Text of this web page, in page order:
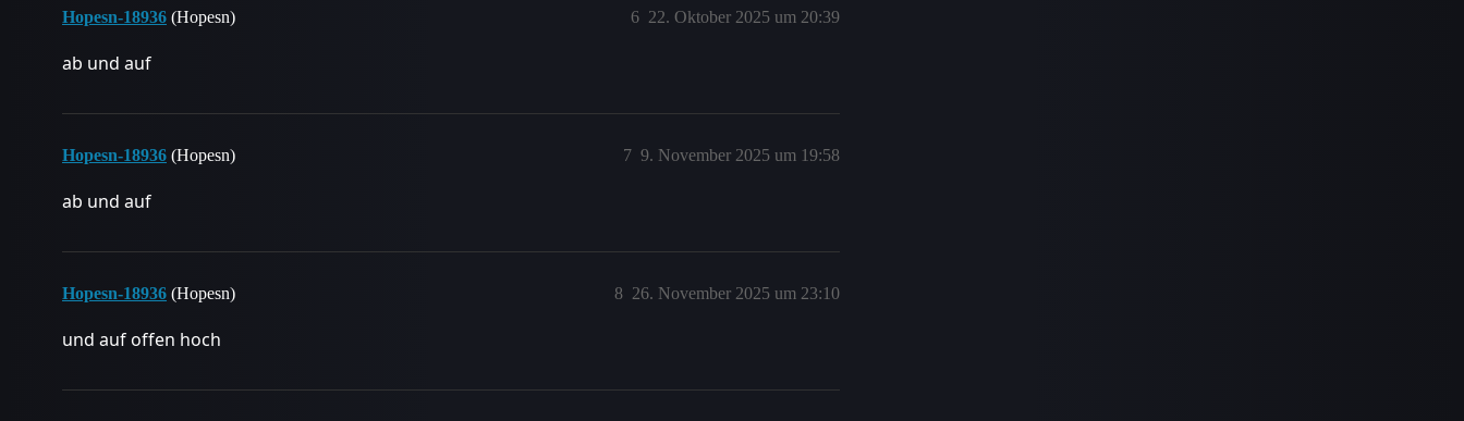
Hopesn-18936 (Hopesn) 22. Oktober 2025 um 20:39
6
ab und auf
Hopesn-18936 (Hopesn) 9. November 2025 um 19:58
7
ab und auf
Hopesn-18936 (Hopesn) 26. November 2025 um 23:10
8
und auf offen hoch